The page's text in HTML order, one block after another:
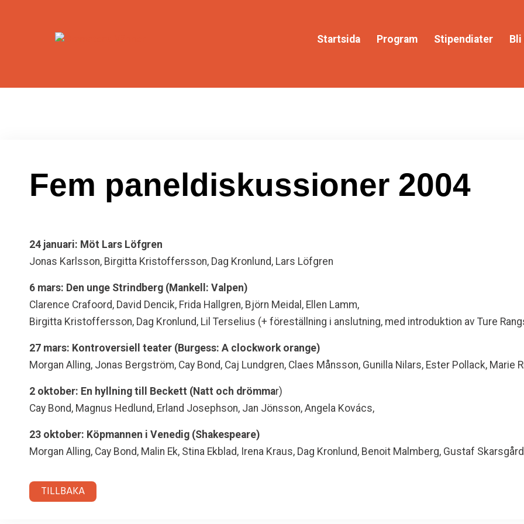
Startsida Program Stipendiater
Fem paneldiskussioner 2004
24 januari: Möt Lars Löfgren
Jonas Karlsson, Birgitta Kristoffersson, Dag Kronlund, Lars Löfgren
6 mars: Den unge Strindberg (Mankell: Valpen)
Clarence Crafoord, David Dencik, Frida Hallgren, Björn Meidal, Ellen Lamm,
Birgitta Kristoffersson, Dag Kronlund, Lil Terselius (+ föreställning i anslutning, med introduktion av Ture
27 mars: Kontroversiell teater (Burgess: A clockwork orange)
Morgan Alling, Jonas Bergström, Cay Bond, Caj Lundgren, Claes Månsson, Gunilla Nilars, Ester Pollack, Marie
2 oktober: En hyllning till Beckett (Natt och drömmar)
Cay Bond, Magnus Hedlund, Erland Josephson, Jan Jönsson, Angela Kovács,
23 oktober: Köpmannen i Venedig (Shakespeare)
Morgan Alling, Cay Bond, Malin Ek, Stina Ekblad, Irena Kraus, Dag Kronlund, Benoit Malmberg, Gustaf Skarsgård
TILLBAKA